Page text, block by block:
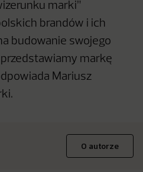
marki”
brandów i ich
budowanie swojego
markę
Mariusz
O autorze